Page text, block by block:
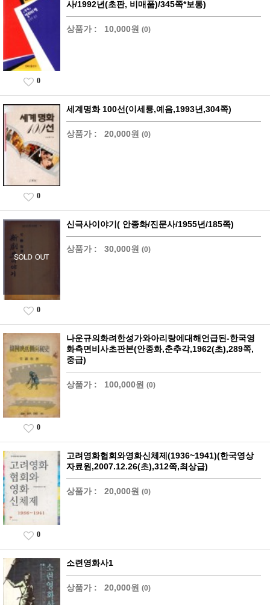
사/1992년(초판, 비매품)/345쪽*보통)
상품가 : 10,000원 (0)
0
세계명화 100선(이세룡,예음,1993년,304쪽)
상품가 : 20,000원 (0)
0
신극사이야기( 안종화/진문사/1955년/185쪽)
상품가 : 30,000원 (0)
0
나운규의화려한성가와아리랑에대해언급된-한국영
화측면비사초판본(안종화,춘추각,1962(초),289쪽,
중급)
상품가 : 100,000원 (0)
0
고려영화협회와영화신체제(1936~1941)(한국영상
자료원,2007.12.26(초),312쪽,최상급)
상품가 : 20,000원 (0)
0
소련영화사1
상품가 : 20,000원 (0)